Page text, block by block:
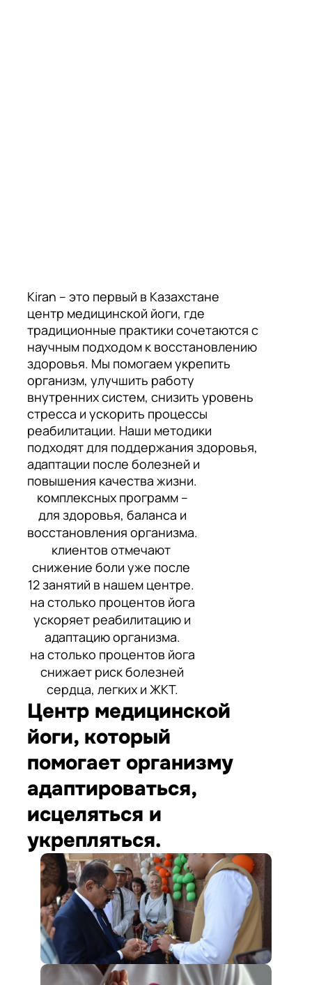
Kiran – это первый в Казахстане
центр медицинской йоги, где
традиционные практики сочетаются с
научным подходом к восстановлению
здоровья. Мы помогаем укрепить
организм, улучшить работу
внутренних систем, снизить уровень
стресса и ускорить процессы
реабилитации. Наши методики
подходят для поддержания здоровья,
адаптации после болезней и
повышения качества жизни.
комплексных программ –
для здоровья, баланса и
восстановления организма.
клиентов отмечают
снижение боли уже после
12 занятий в нашем центре.
на столько процентов йога
ускоряет реабилитацию и
адаптацию организма.
на столько процентов йога
снижает риск болезней
сердца, легких и ЖКТ.
Центр медицинской
йоги, который
помогает организму
адаптироваться,
исцеляться и
укрепляться.